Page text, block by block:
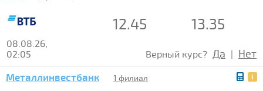
12.45 13.35
08.08.26,
02:05
Верный курс? Да | Нет
Металлинвестбанк 1 филиал